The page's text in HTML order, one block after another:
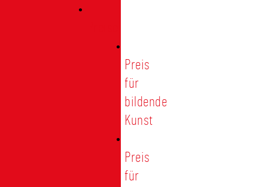
Preis
für
bildende
Kunst
Preis
für